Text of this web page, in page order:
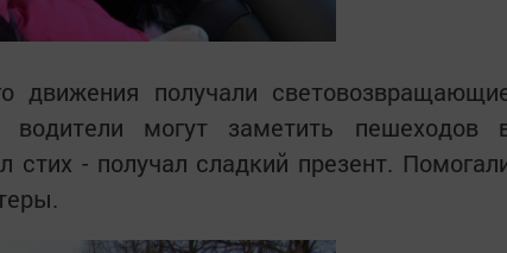
движения получали
водители могут заметить пешеходов
- получал сладкий презент.